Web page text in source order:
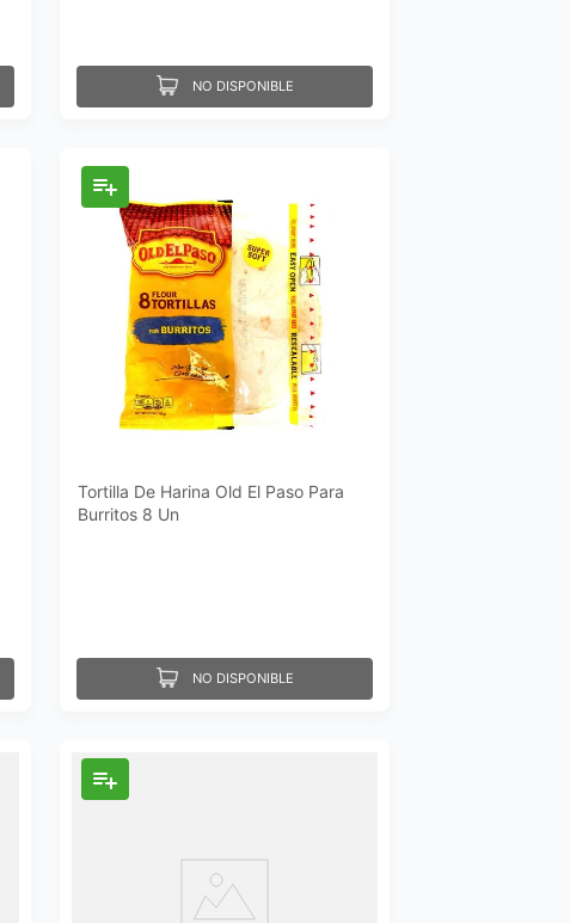
NO DISPONIBLE
Tortilla De Harina Old El Paso Para
Burritos 8 Un
NO DISPONIBLE